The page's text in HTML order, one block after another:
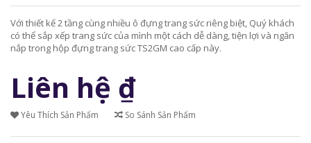
Với thiết kế 2 tầng cùng nhiều ô đựng trang sức riêng biệt, Quý khách
có thể sắp xếp trang sức của mình một cách dễ dàng, tiện lợi và ngăn
nắp trong hộp đựng trang sức TS2GM cao cấp này.
Liên hệ ₫
Yêu Thích Sản Phẩm So Sánh Sản Phẩm